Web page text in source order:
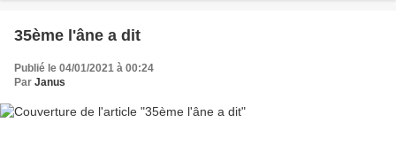
35ème l'âne a dit
Publié le 04/01/2021 à 00:24
Par Janus